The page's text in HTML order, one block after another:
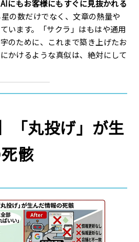
にもお客様にもすぐに見抜かれる
の数だけでなく、文章の熱量や
います。「サクラ」はもはや通用
のために、これまで築き上げたお
かけるような真似は、絶対にして
「丸投げ」が生
骸